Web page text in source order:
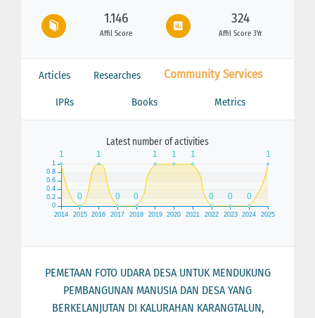
1.146
Affil Score
324
Affil Score 3Yr
Articles Researches Community Services
IPRs Books Metrics
Latest number of activities
PEMETAAN FOTO UDARA DESA UNTUK MENDUKUNG
PEMBANGUNAN MANUSIA DAN DESA YANG
BERKELANJUTAN DI KALURAHAN KARANGTALUN,